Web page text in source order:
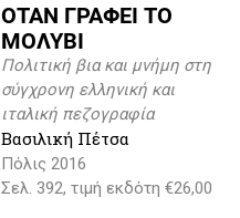
ΟΤΑΝ ΓΡΑΦΕΙ ΤΟ
ΜΟΛΥΒΙ
Πολιτική βια και μνήμη στη
σύγχρονη ελληνική και
ιταλική πεζογραφία
Βασιλική Πέτσα
Πόλις 2016
Σελ. 392, τιμή εκδότη €26,00